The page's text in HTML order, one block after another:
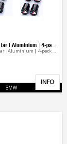
BMW Ventilhattar i Aluminium | 4-pack (BMW & M-Logo)
BMW
INFO